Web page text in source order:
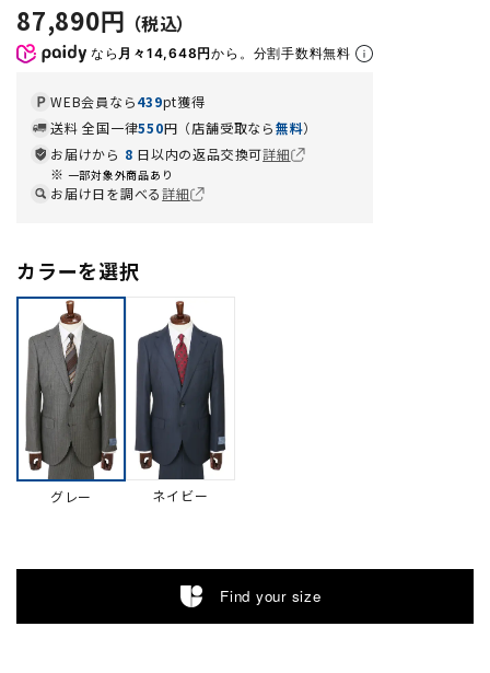
87,890円
なら 月々14,648円から。分割手数料無料
WEB会員なら439pt獲得
送料 全国一律550円（店舗受取なら無料）
お届けから 8 日以内の返品交換可詳細
一部対象外商品あり
お届け日を調べる詳細
カラーを選択
グレー ネイビー
Find your size